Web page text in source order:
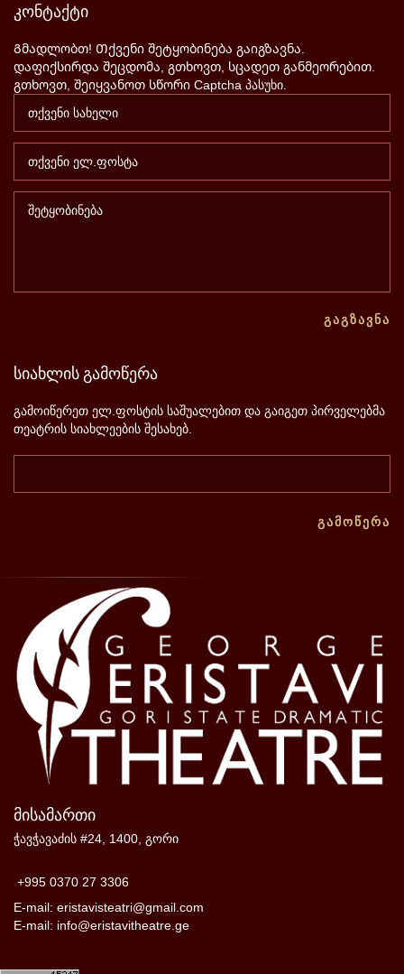
კონტაქტი
Გმადლობთ! Თქვენი შეტყობინება გაიგზავნა.
დაფიქსირდა შეცდომა, გთხოვთ, სცადეთ განმეორებით.
გთხოვთ, შეიყვანოთ სწორი Captcha პასუხი.
ᲒᲐᲒᲖᲐᲕᲜᲐ
სიახლისგამოწერა
გამოიწერეთ ელ.ფოსტის საშუალებით და გაიგეთ პირველებმა
თეატრის სიახლეების შესახებ.
ᲒᲐᲛᲝᲬᲔᲠᲐ
მისამართი
ჭავჭავაძის #24, 1400, გორი
+995 0370 27 3306
E-mail: eristavisteatri@gmail.com
E-mail: info@eristavitheatre.ge